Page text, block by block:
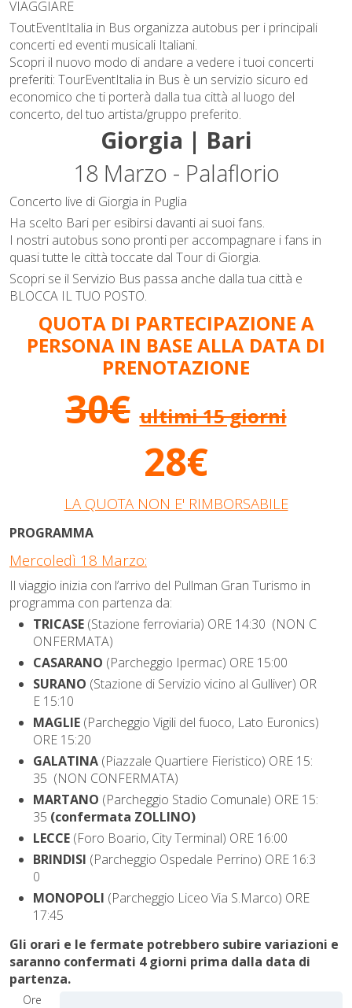
VIAGGIARE
ToutEventItalia in Bus organizza autobus per i principali
concerti ed eventi musicali Italiani.
Scopri il nuovo modo di andare a vedere i tuoi concerti
preferiti: TourEventItalia in Bus è un servizio sicuro ed
economico che ti porterà dalla tua città al luogo del
concerto, del tuo artista/gruppo preferito.
Giorgia | Bari
18 Marzo - Palaflorio
Concerto live di Giorgia in Puglia
Ha scelto Bari per esibirsi davanti ai suoi fans.
I nostri autobus sono pronti per accompagnare i fans in
quasi tutte le città toccate dal Tour di Giorgia.
Scopri se il Servizio Bus passa anche dalla tua città e
BLOCCA IL TUO POSTO.
QUOTA DI PARTECIPAZIONE A
PERSONA IN BASE ALLA DATA DI
PRENOTAZIONE
30€ ultimi 15 giorni
28€
LA QUOTA NON E' RIMBORSABILE
PROGRAMMA
Mercoledì 18 Marzo:
Il viaggio inizia con l’arrivo del Pullman Gran Turismo in
programma con partenza da:
TRICASE (Stazione ferroviaria) ORE 14:30 (NON C
ONFERMATA)
CASARANO (Parcheggio Ipermac) ORE 15:00
SURANO (Stazione di Servizio vicino al Gulliver) OR
E 15:10
MAGLIE (Parcheggio Vigili del fuoco, Lato Euronics)
ORE 15:20
GALATINA (Piazzale Quartiere Fieristico) ORE 15:
35 (NON CONFERMATA)
MARTANO (Parcheggio Stadio Comunale) ORE 15:
35 (confermata ZOLLINO)
LECCE (Foro Boario, City Terminal) ORE 16:00
BRINDISI (Parcheggio Ospedale Perrino) ORE 16:3
0
MONOPOLI (Parcheggio Liceo Via S.Marco) ORE
17:45
Gli orari e le fermate potrebbero subire variazioni e
saranno confermati 4 giorni prima dalla data di
partenza.
Ore